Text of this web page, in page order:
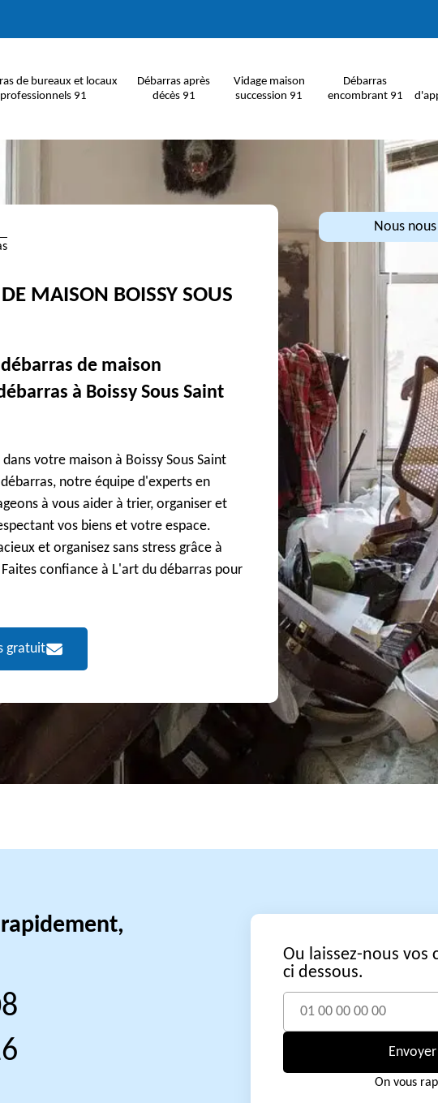
de bureaux et locaux
professionnels 91
Débarras après
décès 91
Vidage maison
succession 91
Débarras
encombrant 91
MAISON BOISSY SOUS
de maison
à Boissy Sous Saint
votre maison à Boissy Sous Saint
notre équipe d'experts en
à vous aider à trier, organiser et
vos biens et votre espace.
et organisez sans stress grâce à
confiance à L'art du débarras pour
gratuit
Nous
Ou laissez-nous
ci dessous.
On vous